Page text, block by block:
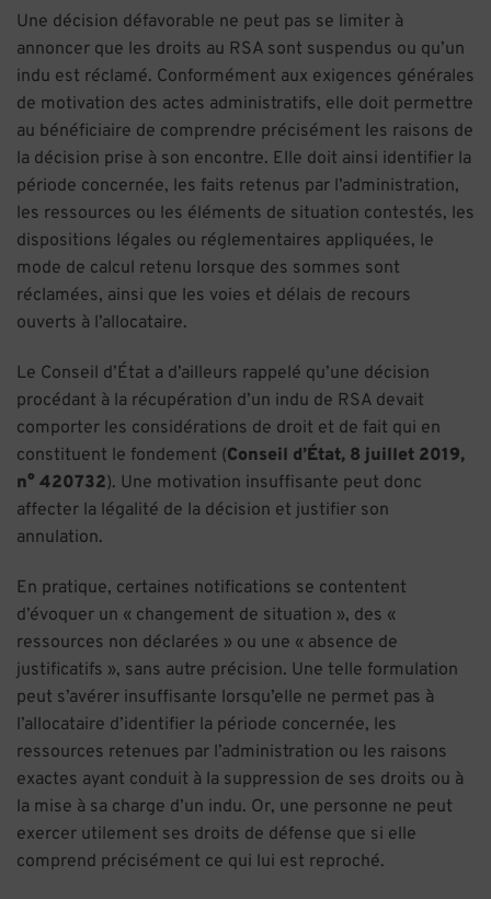
Une décision défavorable ne peut pas se limiter à
annoncer que les droits au RSA sont suspendus ou qu’un
indu est réclamé. Conformément aux exigences générales
de motivation des actes administratifs, elle doit permettre
au bénéficiaire de comprendre précisément les raisons de
la décision prise à son encontre. Elle doit ainsi identifier la
période concernée, les faits retenus par l’administration,
les ressources ou les éléments de situation contestés, les
dispositions légales ou réglementaires appliquées, le
mode de calcul retenu lorsque des sommes sont
réclamées, ainsi que les voies et délais de recours
ouverts à l’allocataire.
Le Conseil d’État a d’ailleurs rappelé qu’une décision
procédant à la récupération d’un indu de RSA devait
comporter les considérations de droit et de fait qui en
constituent le fondement (Conseil d’État, 8 juillet 2019,
n° 420732). Une motivation insuffisante peut donc
affecter la légalité de la décision et justifier son
annulation.
En pratique, certaines notifications se contentent
d’évoquer un « changement de situation », des «
ressources non déclarées » ou une « absence de
justificatifs », sans autre précision. Une telle formulation
peut s’avérer insuffisante lorsqu’elle ne permet pas à
l’allocataire d’identifier la période concernée, les
ressources retenues par l’administration ou les raisons
exactes ayant conduit à la suppression de ses droits ou à
la mise à sa charge d’un indu. Or, une personne ne peut
exercer utilement ses droits de défense que si elle
comprend précisément ce qui lui est reproché.